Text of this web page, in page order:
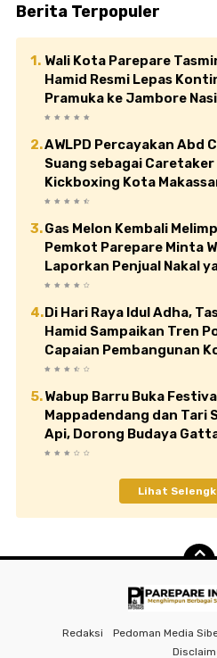
Berita Terpopuler
Wali Kota Parepare
Hamid Resmi Lepas
Pramuka ke Jambore
di Cibubur
AWLPD Percayakan Abd
Suang sebagai Caretaker
Kickboxing Kota
Gas Melon Kembali
Pemkot Parepare Minta
Laporkan Penjual Nakal
Jual di Atas HET
Di Hari Raya Idul Adha,
Hamid Sampaikan Tren
Capaian Pembangunan
Parepare
Wabup Barru Buka
Mappadendang dan Tari
Api, Dorong Budaya
Mendunia
Lihat
Redaksi Pedoman Media